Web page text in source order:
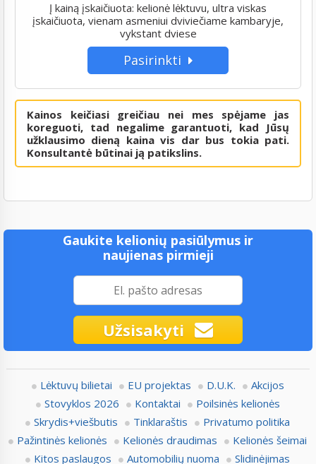
Į kainą įskaičiuota: kelionė lėktuvu, ultra viskas
įskaičiuota, vienam asmeniui dviviečiame kambaryje,
vykstant dviese
Pasirinkti
Kainos keičiasi greičiau nei mes spėjame jas
koreguoti, tad negalime garantuoti, kad Jūsų
užklausimo dieną kaina vis dar bus tokia pati.
Konsultantė būtinai ją patikslins.
Gaukite kelionių pasiūlymus ir
naujienas pirmieji
Užsisakyti
Lėktuvų bilietai EU projektas D.U.K.
Akcijos
Stovyklos 2026
Kontaktai
Poilsinės kelionės
Skrydis+viešbutis
Tinklaraštis
Privatumo politika
Pažintinės kelionės
Kelionės draudimas
Kelionės šeimai
Kitos paslaugos
Automobilių nuoma Slidinėjimas